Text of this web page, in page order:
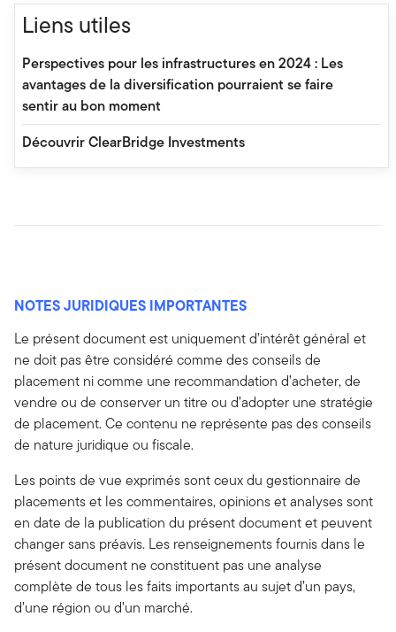
Liens utiles
Perspectives pour les infrastructures en 2024 : Les
avantages de la diversification pourraient se faire
sentir au bon moment
Découvrir ClearBridge Investments
NOTES JURIDIQUES IMPORTANTES
Le présent document est uniquement d’intérêt général et
ne doit pas être considéré comme des conseils de
placement ni comme une recommandation d’acheter, de
vendre ou de conserver un titre ou d’adopter une stratégie
de placement. Ce contenu ne représente pas des conseils
de nature juridique ou fiscale.
Les points de vue exprimés sont ceux du gestionnaire de
placements et les commentaires, opinions et analyses sont
en date de la publication du présent document et peuvent
changer sans préavis. Les renseignements fournis dans le
présent document ne constituent pas une analyse
complète de tous les faits importants au sujet d’un pays,
d’une région ou d’un marché.